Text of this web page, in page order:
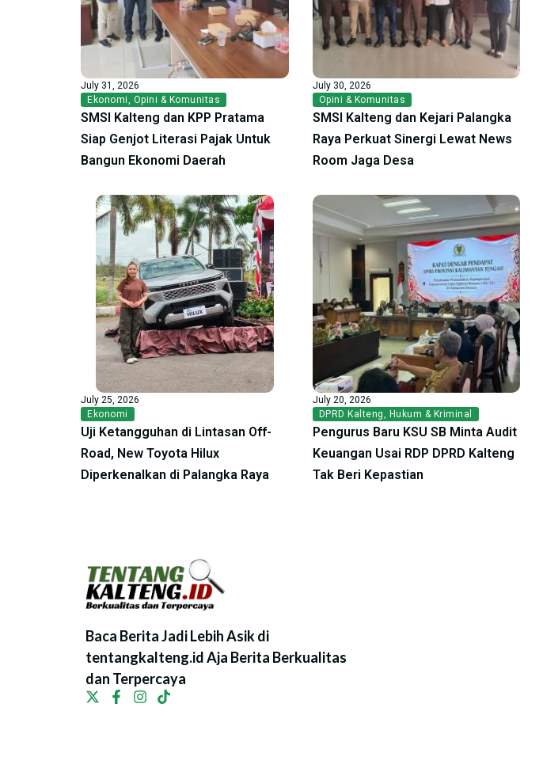
July 31, 2026
Ekonomi
Opini & Komunitas
SMSI Kalteng dan KPP Pratama
Siap Genjot Literasi Pajak Untuk
Bangun Ekonomi Daerah
July 30, 2026
Opini & Komunitas
SMSI Kalteng dan Kejari Palangka
Raya Perkuat Sinergi Lewat News
Room Jaga Desa
July 25, 2026
Ekonomi
Uji Ketangguhan di Lintasan Off-
Road, New Toyota Hilux
Diperkenalkan di Palangka Raya
July 20, 2026
DPRD Kalteng
Hukum & Kriminal
Pengurus Baru KSU SB Minta Audit
Keuangan Usai RDP DPRD Kalteng
Tak Beri Kepastian
Baca Berita Jadi Lebih Asik di
tentangkalteng.id Aja Berita Berkualitas
dan Terpercaya